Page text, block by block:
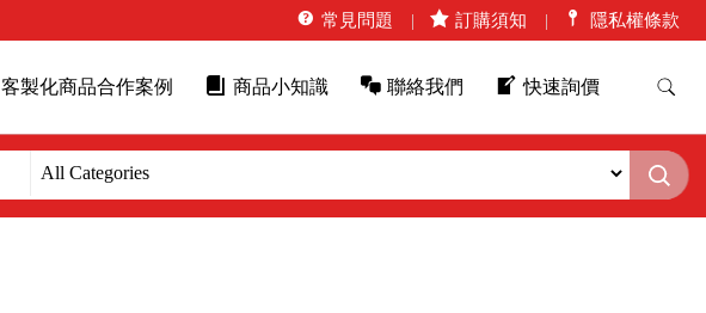
常見問題 訂購須知 隱私權條款
客製化商品合作案例 商品小知識 聯絡我們 快速詢價